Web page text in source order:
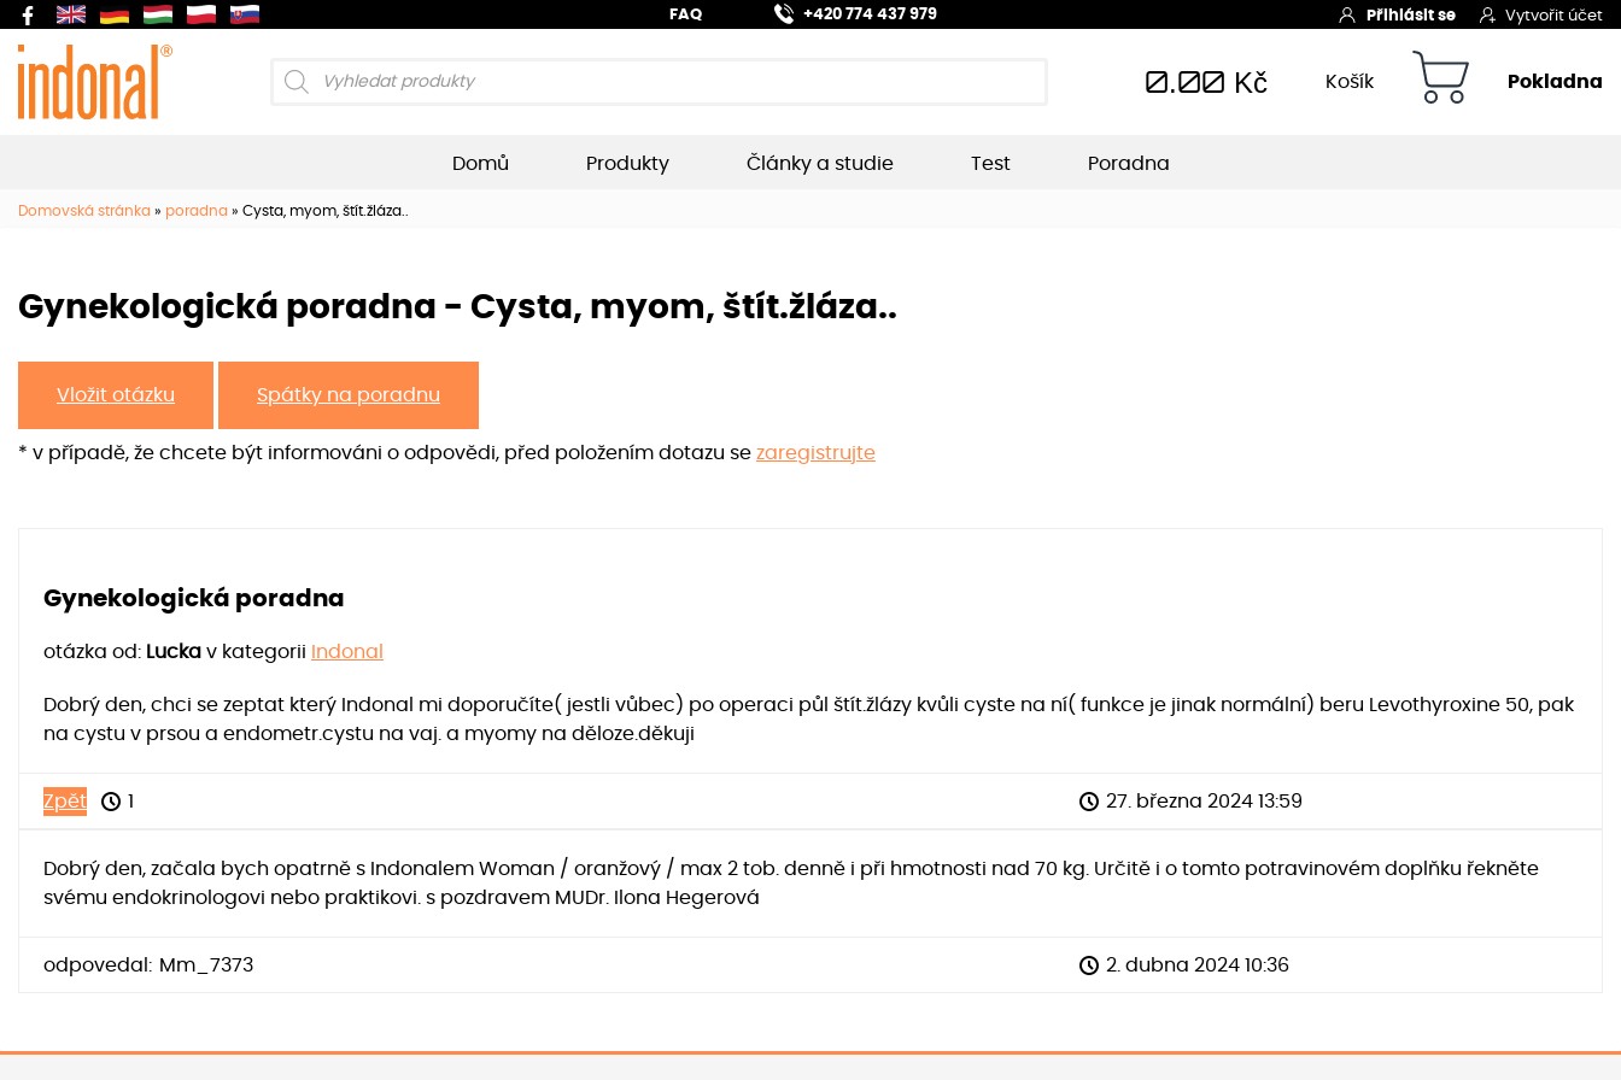
FAQ +420 774 437 979 Přihlásit se Vytvořit účet
Products
0.00 Kč Košík Pokladna
Domů Produkty Články a studie Test Poradna
Domovská stránka » poradna » Cysta, myom, štít.žláza..
Gynekologická poradna - Cysta, myom, štít.žláza..
Vložit otázku Spátky na poradnu
* v případě, že chcete být informováni o odpovědi, před položením dotazu se zaregistrujte
Gynekologická poradna
otázka od: Lucka v kategorii Indonal
Dobrý den, chci se zeptat který Indonal mi doporučíte( jestli vůbec) po operaci půl štít.žlázy kvůli cyste na ní( funkce je jinak normální) beru Levothyroxine 50, pak
na cystu v prsou a endometr.cystu na vaj. a myomy na děloze.děkuji
Zpět 1 27. března 2024 13:59
Dobrý den, začala bych opatrně s Indonalem Woman / oranžový / max 2 tob. denně i při hmotnosti nad 70 kg. Určitě i o tomto potravinovém doplňku řekněte
svému endokrinologovi nebo praktikovi. s pozdravem MUDr. Ilona Hegerová
odpovedal: Mm_7373 2. dubna 2024 10:36